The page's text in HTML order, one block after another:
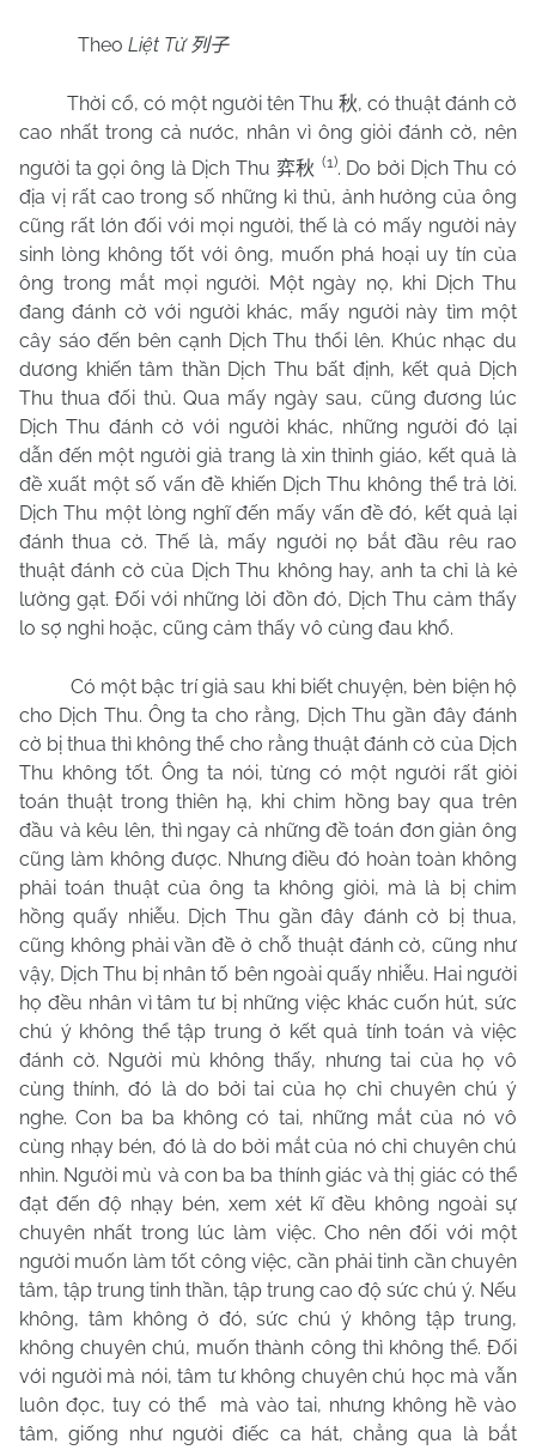
Theo Liệt Tử 列子
Thời cổ, có một người tên Thu 秋, có thuật đánh cờ
cao nhất trong cả nước, nhân vì ông giỏi đánh cờ, nên
người ta gọi ông là Dịch Thu 弈秋 (1). Do bởi Dịch Thu có
địa vị rất cao trong số những kì thủ, ảnh hưởng của ông
cũng rất lớn đối với mọi người, thế là có mấy người nảy
sinh lòng không tốt với ông, muốn phá hoại uy tín của
ông trong mắt mọi người. Một ngày nọ, khi Dịch Thu
đang đánh cờ với người khác, mấy người này tìm một
cây sáo đến bên cạnh Dịch Thu thổi lên. Khúc nhạc du
dương khiến tâm thần Dịch Thu bất định, kết quả Dịch
Thu thua đối thủ. Qua mấy ngày sau, cũng đương lúc
Dịch Thu đánh cờ với người khác, những người đó lại
dẫn đến một người giả trang là xin thỉnh giáo, kết quả là
đề xuất một số vấn đề khiến Dịch Thu không thể trả lời.
Dịch Thu một lòng nghĩ đến mấy vấn đề đó, kết quả lại
đánh thua cờ. Thế là, mấy người nọ bắt đầu rêu rao
thuật đánh cờ của Dịch Thu không hay, anh ta chỉ là kẻ
lường gạt. Đối với những lời đồn đó, Dịch Thu cảm thấy
lo sợ nghi hoặc, cũng cảm thấy vô cùng đau khổ.
Có một bậc trí giả sau khi biết chuyện, bèn biện hộ
cho Dịch Thu. Ông ta cho rằng, Dịch Thu gần đây đánh
cờ bị thua thì không thể cho rằng thuật đánh cờ của Dịch
Thu không tốt. Ông ta nói, từng có một người rất giỏi
toán thuật trong thiên hạ, khi chim hồng bay qua trên
đầu và kêu lên, thì ngay cả những đề toán đơn giản ông
cũng làm không được. Nhưng điều đó hoàn toàn không
phải toán thuật của ông ta không giỏi, mà là bị chim
hồng quấy nhiễu. Dịch Thu gần đây đánh cờ bị thua,
cũng không phải vần đề ở chỗ thuật đánh cờ, cũng như
vậy, Dịch Thu bị nhân tố bên ngoài quấy nhiễu. Hai người
họ đều nhân vì tâm tư bị những việc khác cuốn hút, sức
chú ý không thể tập trung ở kết quả tính toán và việc
đánh cờ. Người mù không thấy, nhưng tai của họ vô
cùng thính, đó là do bởi tai của họ chỉ chuyên chú ý
nghe. Con ba ba không có tai, những mắt của nó vô
cùng nhạy bén, đó là do bởi mắt của nó chỉ chuyên chú
nhìn. Người mù và con ba ba thính giác và thị giác có thể
đạt đến độ nhạy bén, xem xét kĩ đều không ngoài sự
chuyên nhất trong lúc làm việc. Cho nên đối với một
người muốn làm tốt công việc, cần phải tinh cần chuyên
tâm, tập trung tinh thần, tập trung cao độ sức chú ý. Nếu
không, tâm không ở đó, sức chú ý không tập trung,
không chuyên chú, muốn thành công thì không thể. Đối
với người mà nói, tâm tư không chuyên chú học mà vẫn
luôn đọc, tuy có thể mà vào tai, nhưng không hề vào
tâm, giống như người điếc ca hát, chẳng qua là bắt